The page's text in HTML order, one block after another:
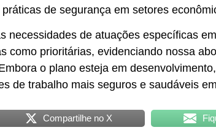
de segurança em setores
necessidades de atuações específicas
como prioritárias, evidenciando nossa
o plano esteja em
de trabalho mais seguros e saudáveis
Compartilhe no X